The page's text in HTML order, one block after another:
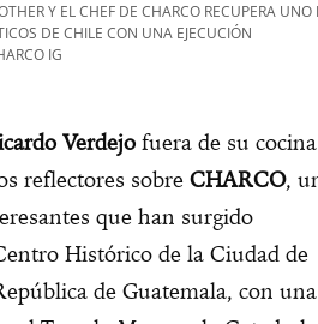
Y EL CHEF DE CHARCO RECUPERA UNO
DE CHILE CON UNA EJECUCIÓN
IG
Verdejo fuera de su
reflectores sobre CHARCO,
que han surgido
Histórico de la Ciudad de
de Guatemala, con una